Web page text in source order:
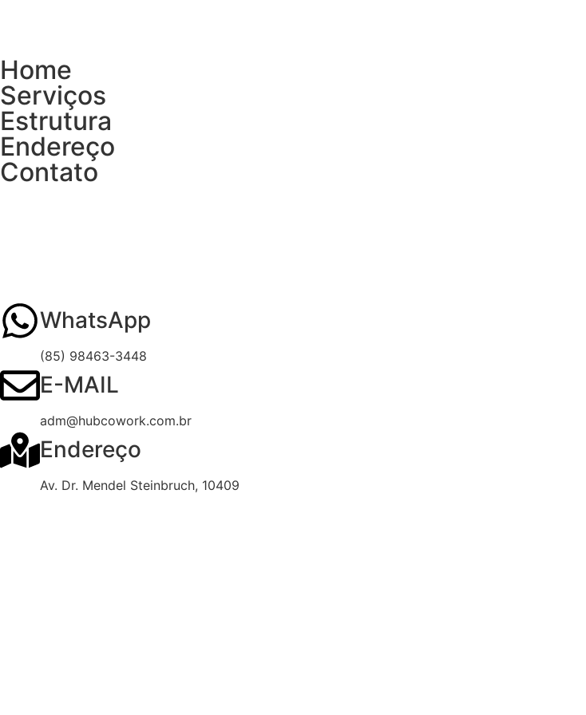
Home
Serviços
Estrutura
Endereço
Contato
WhatsApp
(85) 98463-3448
E-MAIL
adm@hubcowork.com.br
Endereço
Av. Dr. Mendel Steinbruch, 10409